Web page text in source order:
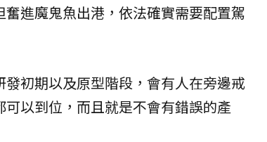
進魔鬼魚出港，依法確實需要配置駕
初期以及原型階段，會有人在旁邊戒
以到位，而且就是不會有錯誤的產